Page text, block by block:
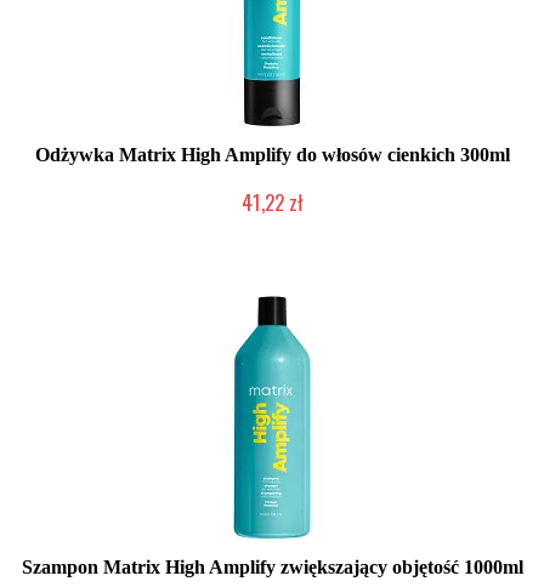
Odżywka Matrix High Amplify do włosów cienkich 300ml
41,22 zł
Szampon Matrix High Amplify zwiększający objętość 1000ml